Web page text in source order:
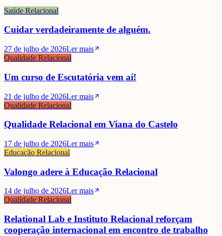
Saúde Relacional
Cuidar verdadeiramente de alguém.
27 de julho de 2026Ler mais
Qualidade Relacional
Um curso de Escutatória vem aí!
21 de julho de 2026Ler mais
Qualidade Relacional
Qualidade Relacional em Viana do Castelo
17 de julho de 2026Ler mais
Educação Relacional
Valongo adere à Educação Relacional
14 de julho de 2026Ler mais
Qualidade Relacional
Relational Lab e Instituto Relacional reforçam
cooperação internacional em encontro de trabalho